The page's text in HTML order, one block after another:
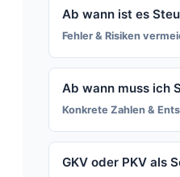
Ab wann ist es
Fehler & Risiken
Ab wann muss ich
Konkrete Zahlen &
GKV oder PKV als